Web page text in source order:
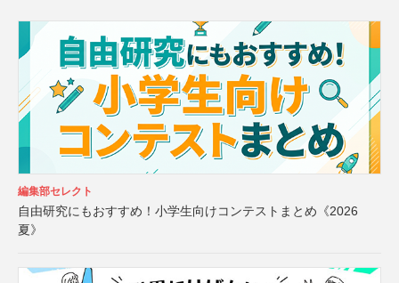
編集部セレクト
自由研究にもおすすめ！小学生向けコンテストまとめ《2026
夏》